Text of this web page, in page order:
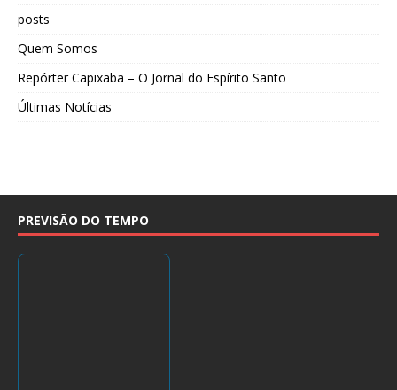
posts
Quem Somos
Repórter Capixaba – O Jornal do Espírito Santo
Últimas Notícias
PREVISÃO DO TEMPO